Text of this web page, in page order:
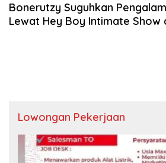
Bonerutzy Suguhkan
Lewat Hey Boy Intimate Show
Lowongan Pekerjaan